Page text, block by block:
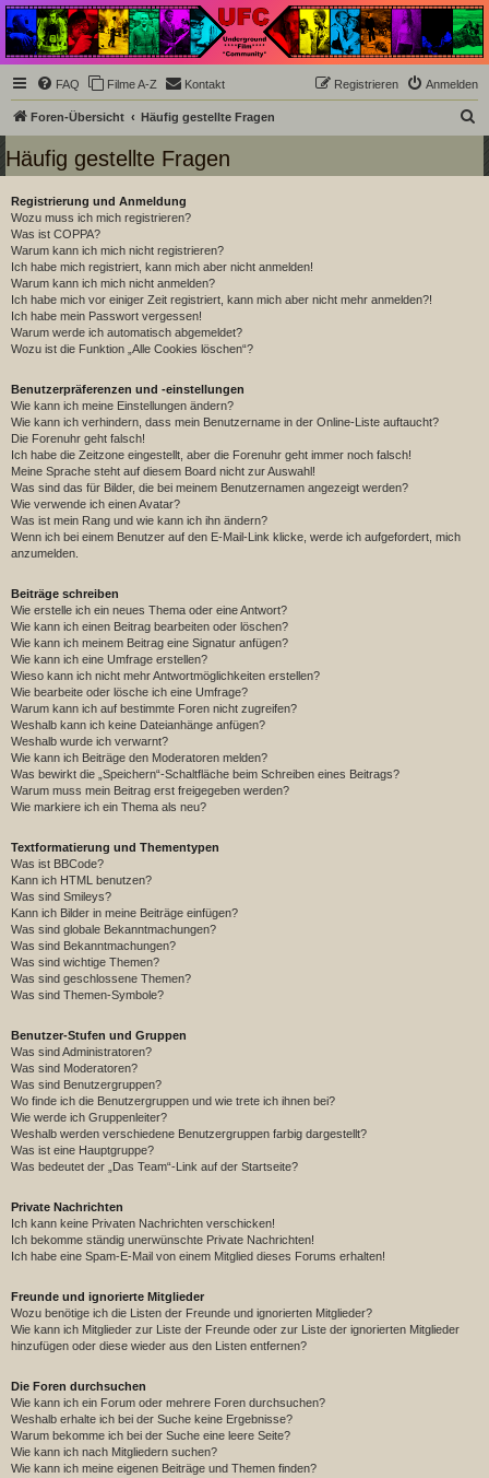
Underground Film
Community
Die Underground Film Community ist ein deutschsprachiges Filmforum und ein Paradies
für Cineasten und Filmsüchtige jenseits des Mainstreams.
FAQ Filme A-Z Kontakt Anmelden
Registrieren
Foren-Übersicht Häufig gestellte Fragen
Häufig gestellte Fragen
Registrierung und Anmeldung
Wozu muss ich mich registrieren?
Was ist COPPA?
Warum kann ich mich nicht registrieren?
Ich habe mich registriert, kann mich aber nicht anmelden!
Warum kann ich mich nicht anmelden?
Ich habe mich vor einiger Zeit registriert, kann mich aber nicht mehr anmelden?!
Ich habe mein Passwort vergessen!
Warum werde ich automatisch abgemeldet?
Wozu ist die Funktion „Alle Cookies löschen“?
Benutzerpräferenzen und -einstellungen
Wie kann ich meine Einstellungen ändern?
Wie kann ich verhindern, dass mein Benutzername in der Online-Liste auftaucht?
Die Forenuhr geht falsch!
Ich habe die Zeitzone eingestellt, aber die Forenuhr geht immer noch falsch!
Meine Sprache steht auf diesem Board nicht zur Auswahl!
Was sind das für Bilder, die bei meinem Benutzernamen angezeigt werden?
Wie verwende ich einen Avatar?
Was ist mein Rang und wie kann ich ihn ändern?
Wenn ich bei einem Benutzer auf den E-Mail-Link klicke, werde ich aufgefordert, mich
anzumelden.
Beiträge schreiben
Wie erstelle ich ein neues Thema oder eine Antwort?
Wie kann ich einen Beitrag bearbeiten oder löschen?
Wie kann ich meinem Beitrag eine Signatur anfügen?
Wie kann ich eine Umfrage erstellen?
Wieso kann ich nicht mehr Antwortmöglichkeiten erstellen?
Wie bearbeite oder lösche ich eine Umfrage?
Warum kann ich auf bestimmte Foren nicht zugreifen?
Weshalb kann ich keine Dateianhänge anfügen?
Weshalb wurde ich verwarnt?
Wie kann ich Beiträge den Moderatoren melden?
Was bewirkt die „Speichern“-Schaltfläche beim Schreiben eines Beitrags?
Warum muss mein Beitrag erst freigegeben werden?
Wie markiere ich ein Thema als neu?
Textformatierung und Thementypen
Was ist BBCode?
Kann ich HTML benutzen?
Was sind Smileys?
Kann ich Bilder in meine Beiträge einfügen?
Was sind globale Bekanntmachungen?
Was sind Bekanntmachungen?
Was sind wichtige Themen?
Was sind geschlossene Themen?
Was sind Themen-Symbole?
Benutzer-Stufen und Gruppen
Was sind Administratoren?
Was sind Moderatoren?
Was sind Benutzergruppen?
Wo finde ich die Benutzergruppen und wie trete ich ihnen bei?
Wie werde ich Gruppenleiter?
Weshalb werden verschiedene Benutzergruppen farbig dargestellt?
Was ist eine Hauptgruppe?
Was bedeutet der „Das Team“-Link auf der Startseite?
Private Nachrichten
Ich kann keine Privaten Nachrichten verschicken!
Ich bekomme ständig unerwünschte Private Nachrichten!
Ich habe eine Spam-E-Mail von einem Mitglied dieses Forums erhalten!
Freunde und ignorierte Mitglieder
Wozu benötige ich die Listen der Freunde und ignorierten Mitglieder?
Wie kann ich Mitglieder zur Liste der Freunde oder zur Liste der ignorierten Mitglieder
hinzufügen oder diese wieder aus den Listen entfernen?
Die Foren durchsuchen
Wie kann ich ein Forum oder mehrere Foren durchsuchen?
Weshalb erhalte ich bei der Suche keine Ergebnisse?
Warum bekomme ich bei der Suche eine leere Seite?
Wie kann ich nach Mitgliedern suchen?
Wie kann ich meine eigenen Beiträge und Themen finden?